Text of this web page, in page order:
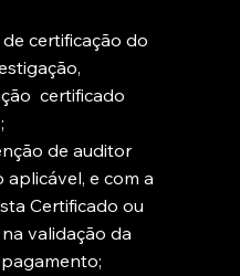
certificação do
certificado
de auditor
e com a
Certificado ou
validação da